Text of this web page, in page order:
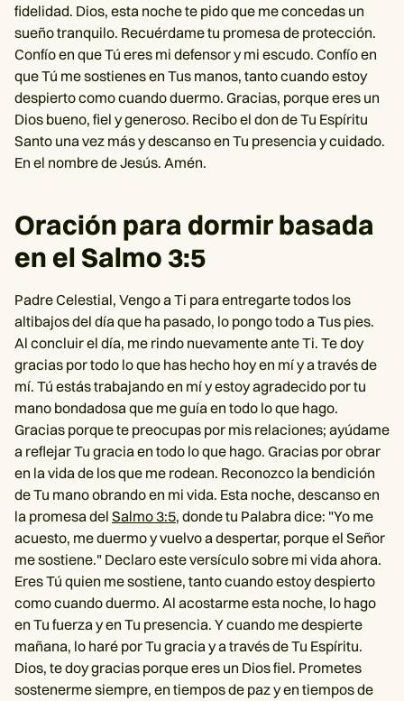
fidelidad. Dios, esta noche te pido que me concedas un
sueño tranquilo. Recuérdame tu promesa de protección.
Confío en que Tú eres mi defensor y mi escudo. Confío en
que Tú me sostienes en Tus manos, tanto cuando estoy
despierto como cuando duermo. Gracias, porque eres un
Dios bueno, fiel y generoso. Recibo el don de Tu Espíritu
Santo una vez más y descanso en Tu presencia y cuidado.
En el nombre de Jesús. Amén.
Oración para dormir basada
en el Salmo 3:5
Padre Celestial, Vengo a Ti para entregarte todos los
altibajos del día que ha pasado, lo pongo todo a Tus pies.
Al concluir el día, me rindo nuevamente ante Ti. Te doy
gracias por todo lo que has hecho hoy en mí y a través de
mí. Tú estás trabajando en mí y estoy agradecido por tu
mano bondadosa que me guía en todo lo que hago.
Gracias porque te preocupas por mis relaciones; ayúdame
a reflejar Tu gracia en todo lo que hago. Gracias por obrar
en la vida de los que me rodean. Reconozco la bendición
de Tu mano obrando en mi vida. Esta noche, descanso en
la promesa del Salmo 3:5, donde tu Palabra dice: "Yo me
acuesto, me duermo y vuelvo a despertar, porque el Señor
me sostiene." Declaro este versículo sobre mi vida ahora.
Eres Tú quien me sostiene, tanto cuando estoy despierto
como cuando duermo. Al acostarme esta noche, lo hago
en Tu fuerza y en Tu presencia. Y cuando me despierte
mañana, lo haré por Tu gracia y a través de Tu Espíritu.
Dios, te doy gracias porque eres un Dios fiel. Prometes
sostenerme siempre, en tiempos de paz y en tiempos de